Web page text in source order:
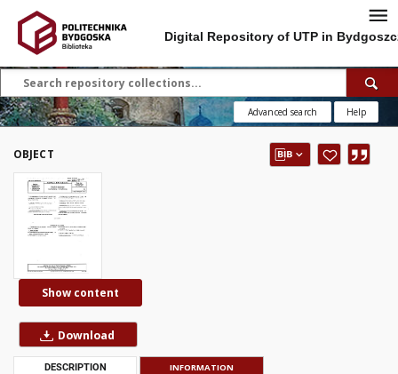
Digital Repository of UTP in
Advanced search Help
OBJECT
Show content
Download
DESCRIPTION INFORMATION